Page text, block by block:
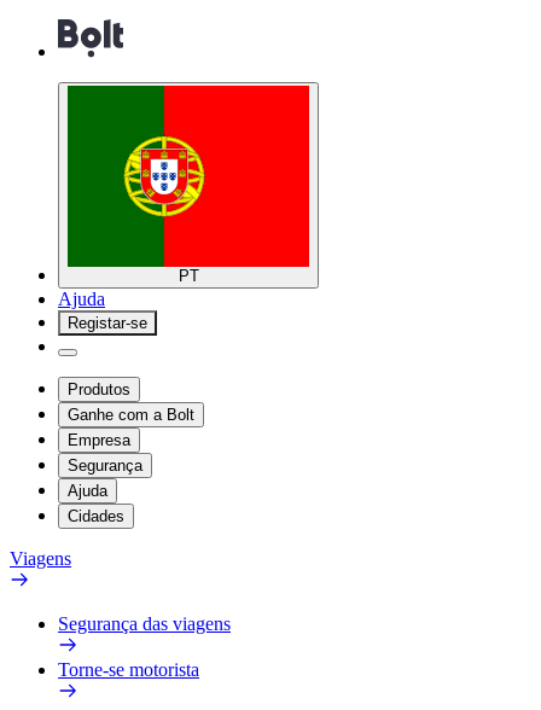
PT
Ajuda
Registar-se
Produtos
Ganhe com a Bolt
Empresa
Segurança
Ajuda
Cidades
Viagens
Segurança das viagens
Torne-se motorista